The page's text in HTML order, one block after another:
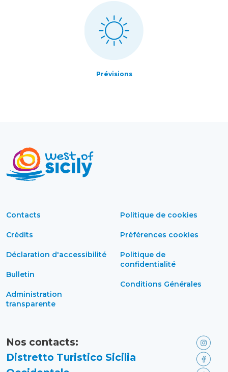
Prévisions
Contacts
Crédits
Déclaration d'accessibilité
Bulletin
Administration
transparente
Politique de cookies
Préférences cookies
Politique de
confidentialité
Conditions Générales
Nos contacts:
Distretto Turistico Sicilia